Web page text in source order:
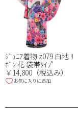
ｼﾞｭﾆｱ着物 z079 白地 ﾘ
ﾎﾞﾝ 花 袋帯ﾀｲﾌﾟ
￥14,800（税込み）
お気に入りに追加